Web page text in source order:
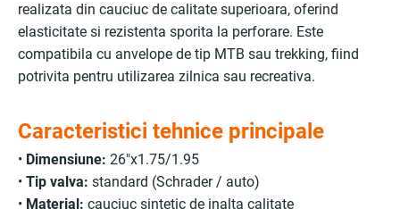
realizata din cauciuc de calitate superioara, oferind
elasticitate si rezistenta sporita la perforare. Este
compatibila cu anvelope de tip MTB sau trekking, fiind
potrivita pentru utilizarea zilnica sau recreativa.
Caracteristici tehnice principale
• Dimensiune: 26"x1.75/1.95
• Tip valva: standard (Schrader / auto)
• Material: cauciuc sintetic de inalta calitate